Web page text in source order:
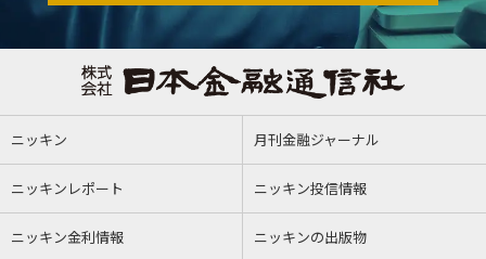
ニッキン 月刊金融ジャーナル
ニッキンレポート ニッキン投信情報
ニッキン金利情報 ニッキンの出版物